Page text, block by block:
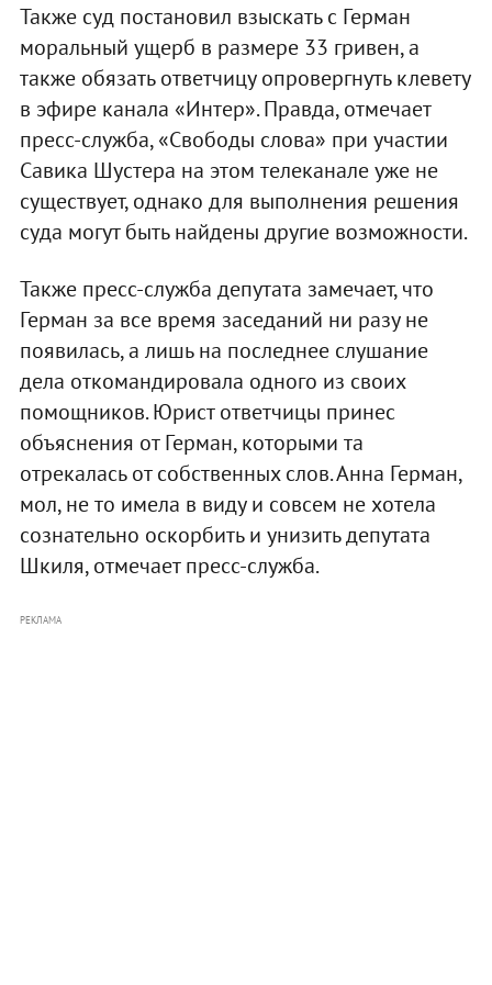
Также суд постановил взыскать с Герман
моральный ущерб в размере 33 гривен, а
также обязать ответчицу опровергнуть клевету
в эфире канала «Интер». Правда, отмечает
пресс-служба, «Свободы слова» при участии
Савика Шустера на этом телеканале уже не
существует, однако для выполнения решения
суда могут быть найдены другие возможности.
Также пресс-служба депутата замечает, что
Герман за все время заседаний ни разу не
появилась, а лишь на последнее слушание
дела откомандировала одного из своих
помощников. Юрист ответчицы принес
объяснения от Герман, которыми та
отрекалась от собственных слов. Анна Герман,
мол, не то имела в виду и совсем не хотела
сознательно оскорбить и унизить депутата
Шкиля, отмечает пресс-служба.
РЕКЛАМА